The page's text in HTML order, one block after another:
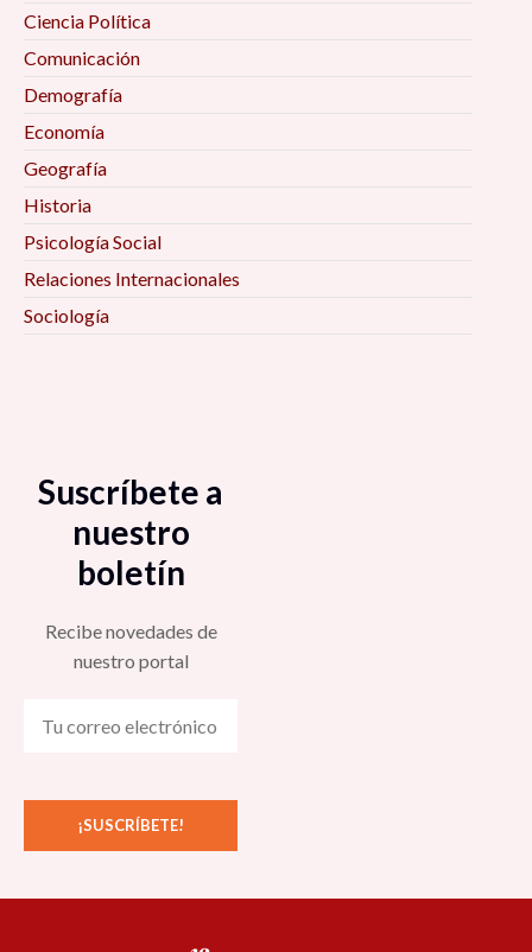
Ciencia Política
Comunicación
Demografía
Economía
Geografía
Historia
Psicología Social
Relaciones Internacionales
Sociología
Suscríbete a
nuestro
boletín
Recibe novedades de
nuestro portal